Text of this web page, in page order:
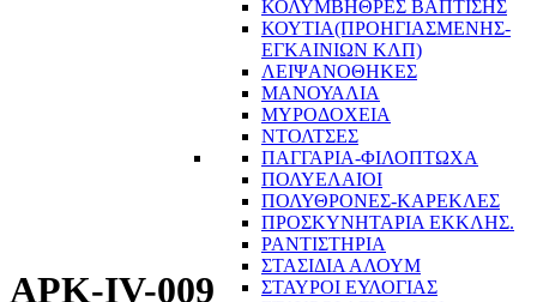
ΚΟΛΥΜΒΗΘΡΕΣ ΒΑΠΤΙΣΗΣ
ΚΟΥΤΙΑ(ΠΡΟΗΓΙΑΣΜΕΝΗΣ-
ΕΓΚΑΙΝΙΩΝ ΚΛΠ)
ΛΕΙΨΑΝΟΘΗΚΕΣ
ΜΑΝΟΥΑΛΙΑ
ΜΥΡΟΔΟΧΕΙΑ
ΝΤΟΛΤΣΕΣ
ΠΑΓΓΑΡΙΑ-ΦΙΛΟΠΤΩΧΑ
ΠΟΛΥΕΛΑΙΟΙ
ΠΟΛΥΘΡΟΝΕΣ-ΚΑΡΕΚΛΕΣ
ΠΡΟΣΚΥΝΗΤΑΡΙΑ ΕΚΚΛΗΣ.
ΡΑΝΤΙΣΤΗΡΙΑ
ΣΤΑΣΙΔΙΑ ΑΛΟΥΜ
ΣΤΑΥΡΟΙ ΕΥΛΟΓΙΑΣ
APK-IV-009